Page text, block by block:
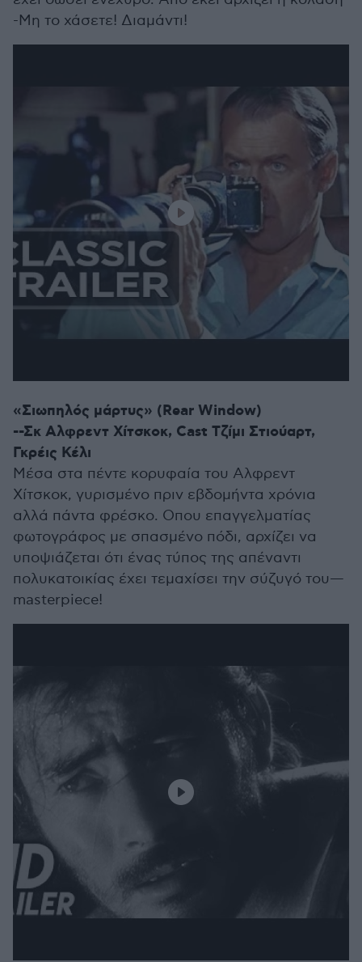
-Μη το χάσετε! Διαμάντι!
«Σιωπηλός μάρτυς» (Rear Window)
--Σκ Αλφρεντ Χίτσκοκ, Cast Τζίμι Στιούαρτ,
Γκρέις Κέλι
Μέσα στα πέντε κορυφαία του Αλφρεντ
Χίτσκοκ, γυρισμένο πριν εβδομήντα χρόνια
αλλά πάντα φρέσκο. Οπου επαγγελματίας
φωτογράφος με σπασμένο πόδι, αρχίζει να
υποψιάζεται ότι ένας τύπος της απέναντι
πολυκατοικίας έχει τεμαχίσει την σύζυγό του—
masterpiece!